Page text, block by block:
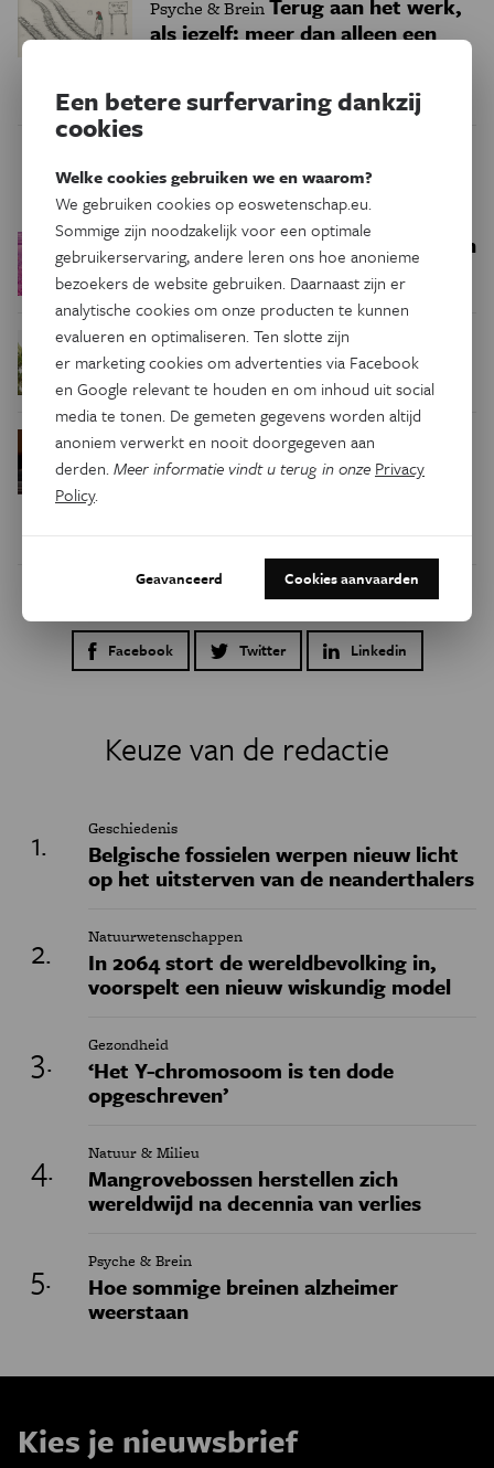
Psyche & BreinTerug aan het werk,
als jezelf: meer dan alleen een
Trending
Ruimte
Een bakkerij op 400 miljoen
kilometer van de aarde
Podcast Natuur & Milieu
insecten in de winter?
Psyche & BreinWaarom we tinnitus
in de hersenen moeten zoeken
Facebook Twitter Linkedin
Keuze van de redactie
Geschiedenis
Belgische fossielen werpen nieuw licht
op het uitsterven van de neanderthalers
Natuurwetenschappen
In 2064 stort de wereldbevolking in,
voorspelt een nieuw wiskundig model
Gezondheid
‘Het Y-chromosoom is ten dode
opgeschreven’
Natuur & Milieu
Mangrovebossen herstellen zich
wereldwijd na decennia van verlies
Psyche & Brein
Hoe sommige breinen alzheimer
weerstaan
Kies je nieuwsbrief
Een betere surfervaring dankzij
cookies
Welke cookies gebruiken we en waarom?
We gebruiken cookies op eoswetenschap.eu.
Sommige zijn noodzakelijk voor een optimale
gebruikerservaring, andere leren ons hoe anonieme
bezoekers de website gebruiken. Daarnaast zijn er
analytische cookies om onze producten te kunnen
evalueren en optimaliseren. Ten slotte zijn
er marketing cookies om advertenties via Facebook
en Google relevant te houden en om inhoud uit social
media te tonen. De gemeten gegevens worden altijd
anoniem verwerkt en nooit doorgegeven aan
derden.Meer informatie vindt u terug in onze Privacy
Policy.
Geavanceerd Cookies aanvaarden